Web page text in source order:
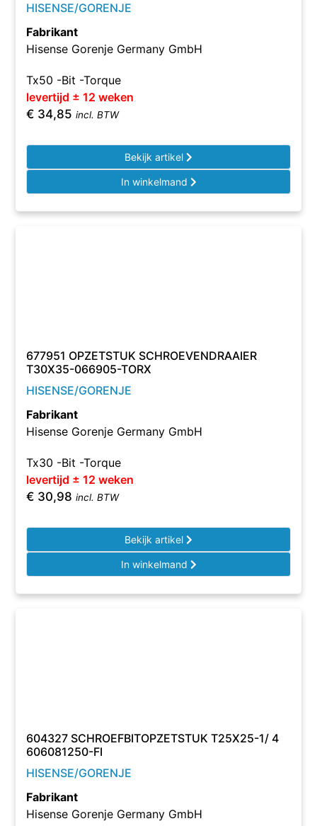
HISENSE/GORENJE
Fabrikant
Hisense Gorenje Germany GmbH
Tx50 -Bit -Torque
levertijd ± 12 weken
€ 34,85 incl. BTW
Bekijk artikel
In winkelmand
677951 OPZETSTUK SCHROEVENDRAAIER
T30X35-066905-TORX
HISENSE/GORENJE
Fabrikant
Hisense Gorenje Germany GmbH
Tx30 -Bit -Torque
levertijd ± 12 weken
€ 30,98 incl. BTW
Bekijk artikel
In winkelmand
604327 SCHROEFBITOPZETSTUK T25X25-1/ 4
606081250-FI
HISENSE/GORENJE
Fabrikant
Hisense Gorenje Germany GmbH